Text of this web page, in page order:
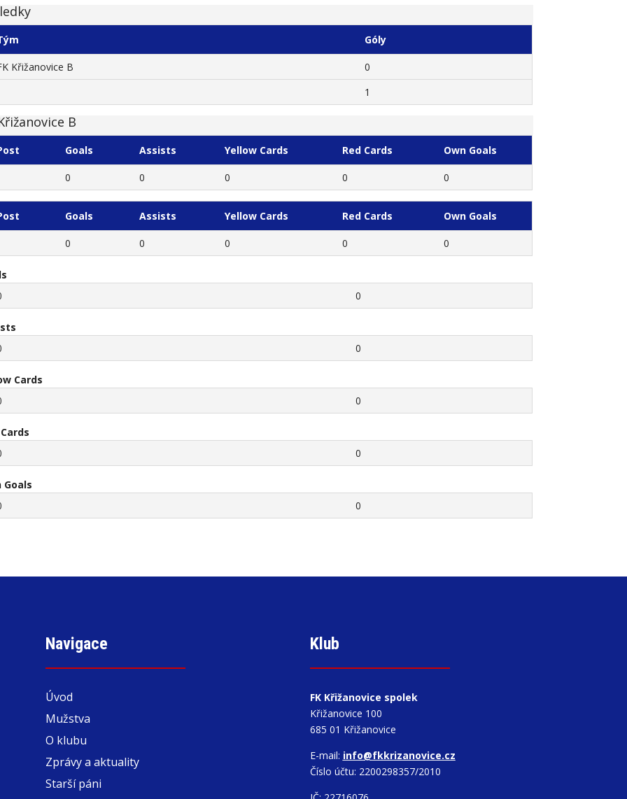
Góly
Křižanovice B
0
1
B
Goals Assists Yellow Cards Red Cards Own Goals
0 0 0 0 0
Goals Assists Yellow Cards Red Cards Own Goals
0 0 0 0 0
0
0
Cards
0
0
Goals
0
Navigace
Úvod
Mužstva
O klubu
Zprávy a aktuality
Starší páni
Klub
FK Křižanovice spolek
Křižanovice 100
685 01 Křižanovice
E-mail: info@fkkrizanovice.cz
Číslo účtu: 2200298357/2010